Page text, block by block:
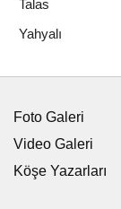
Talas
Yahyalı
Foto Galeri
Video Galeri
Köşe Yazarları